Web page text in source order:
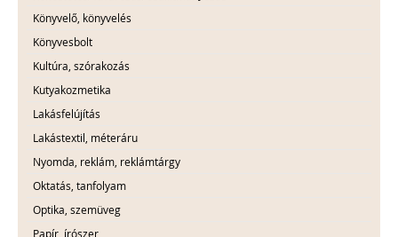
Könyvelő, könyvelés
Könyvesbolt
Kultúra, szórakozás
Kutyakozmetika
Lakásfelújítás
Lakástextil, méteráru
Nyomda, reklám, reklámtárgy
Oktatás, tanfolyam
Optika, szemüveg
Papír, írószer